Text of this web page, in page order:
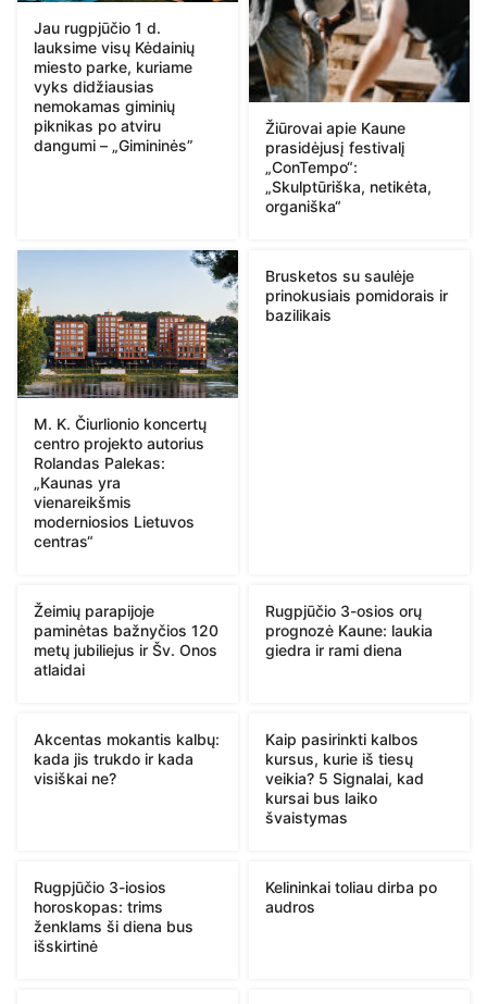
Jau rugpjūčio 1 d.
lauksime visų Kėdainių
miesto parke, kuriame
vyks didžiausias
nemokamas giminių
piknikas po atviru
dangumi – „Gimininės”
Žiūrovai apie Kaune
prasidėjusį festivalį
„ConTempo“:
„Skulptūriška, netikėta,
organiška“
M. K. Čiurlionio koncertų
centro projekto autorius
Rolandas Palekas:
„Kaunas yra
vienareikšmis
moderniosios Lietuvos
centras“
Brusketos su saulėje
prinokusiais pomidorais ir
bazilikais
Žeimių parapijoje
paminėtas bažnyčios 120
metų jubiliejus ir Šv. Onos
atlaidai
Rugpjūčio 3-osios orų
prognozė Kaune: laukia
giedra ir rami diena
Akcentas mokantis kalbų:
kada jis trukdo ir kada
visiškai ne?
Kaip pasirinkti kalbos
kursus, kurie iš tiesų
veikia? 5 Signalai, kad
kursai bus laiko
švaistymas
Rugpjūčio 3-iosios
horoskopas: trims
ženklams ši diena bus
išskirtinė
Kelininkai toliau dirba po
audros